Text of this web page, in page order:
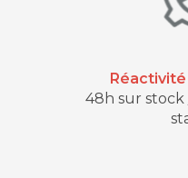
48h sur stock